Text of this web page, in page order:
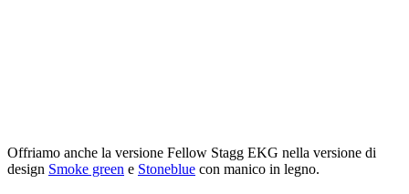
Offriamo anche la versione Fellow Stagg EKG nella versione di
design Smoke green e Stoneblue con manico in legno.